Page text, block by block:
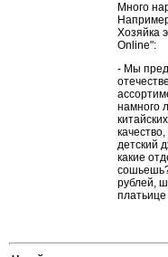
Много
Хозяйка
Online":
- Мы
намного
детский
какие
рублей,